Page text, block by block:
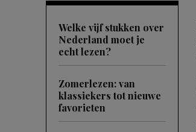
Welke vijf stukken over
Nederland moet je
echt lezen?
Zomerlezen: van
klassiekers tot nieuwe
favorieten